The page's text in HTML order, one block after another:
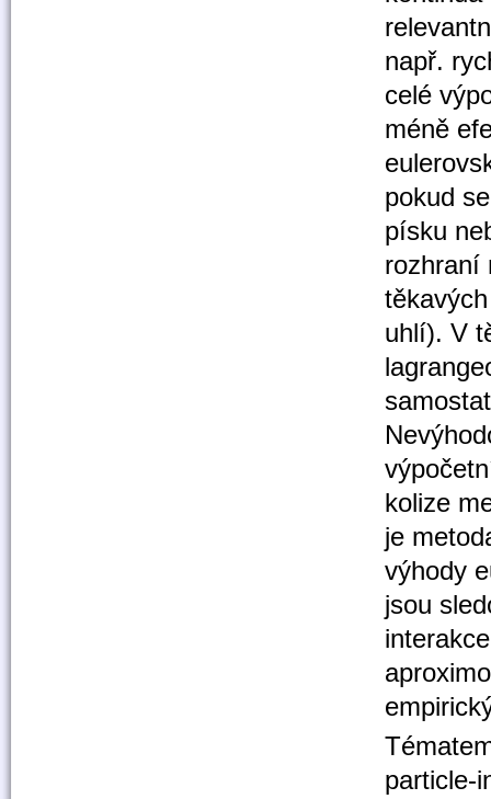
např.
celé
méně
pokud
písku
rozhraní
uhlí). V
kolize
je
výhody
jsou
particle-